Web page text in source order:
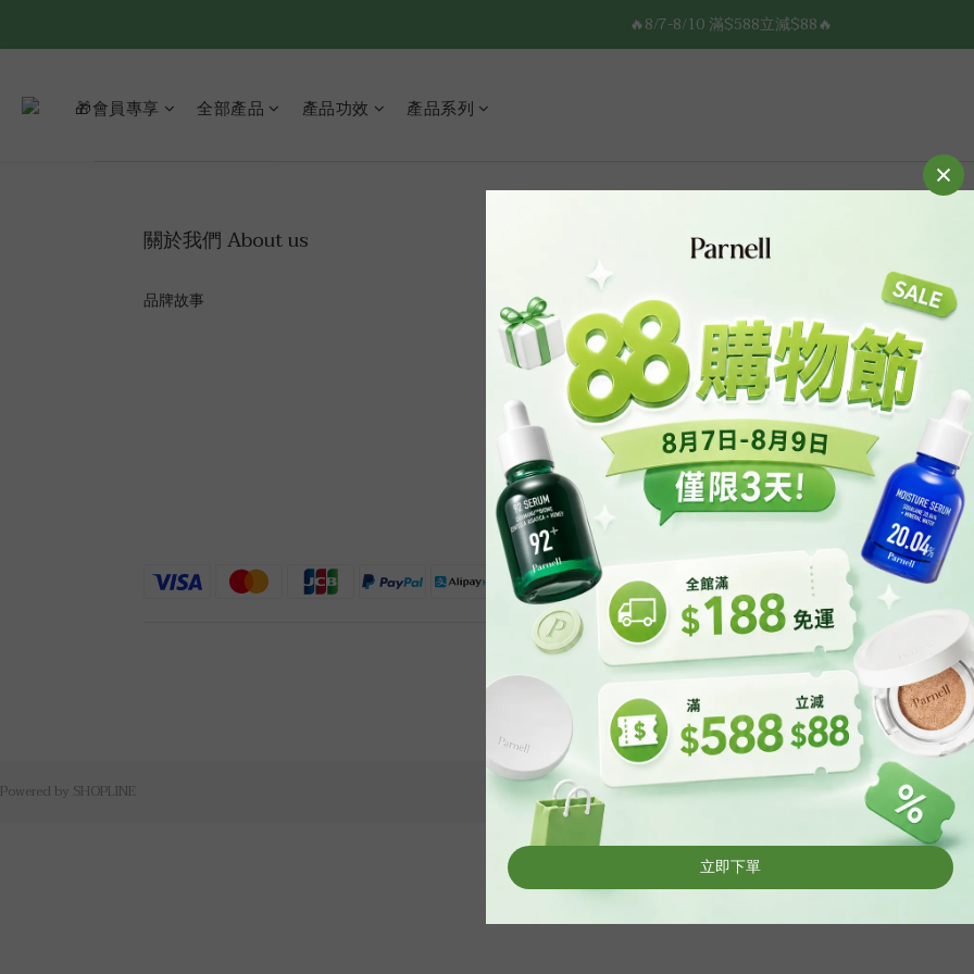
8/7-8/10 全館限時$188免運🛒
🔥8/7-8/10 滿$588立減$88🔥
🎁會員專享 全部產品 產品功效 產品系列
關於我們 About us
品牌故事
服務條款
隱私政策
運送服務
退換貨政策
電
•
•
Powered by SHOPLINE